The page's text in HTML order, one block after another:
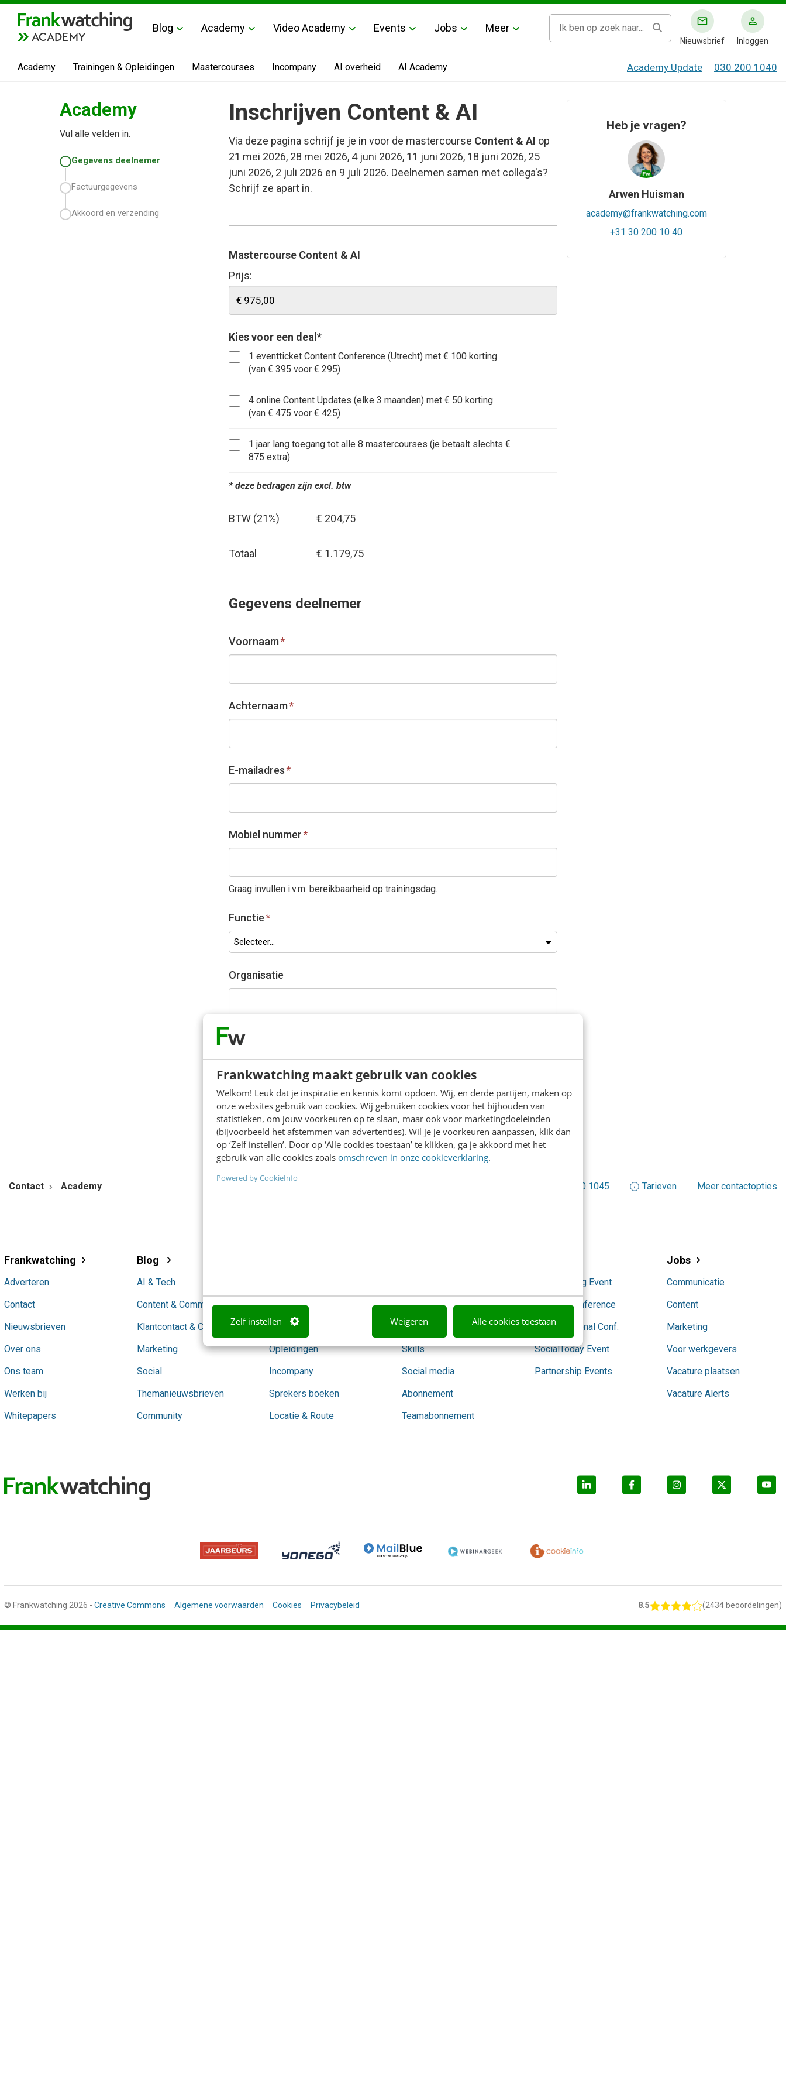
Frankwatching maakt gebruik van cookies
Welkom! Leuk dat je inspiratie en kennis komt opdoen. Wij, en derde partijen, maken op
onze websites gebruik van cookies. Wij gebruiken cookies voor het bijhouden van
statistieken, om jouw voorkeuren op te slaan, maar ook voor marketingdoeleinden
(bijvoorbeeld het afstemmen van advertenties). Wil je je voorkeuren aanpassen, klik dan
op ‘Zelf instellen’. Door op ‘Alle cookies toestaan’ te klikken, ga je akkoord met het
gebruik van alle cookies zoals omschreven in onze cookieverklaring.
Powered by CookieInfo
Zelf instellen Weigeren Alle cookies toestaan
ACADEMY
Blog Academy Video Academy Events Jobs Meer
Nieuwsbrief Inloggen
Academy Trainingen & Opleidingen Mastercourses Incompany AI overheid AI Academy Academy Update 030 200 1040
Academy
Vul alle velden in.
Gegevens deelnemer
Factuurgegevens
Akkoord en verzending
Inschrijven Content & AI
Via deze pagina schrijf je je in voor de mastercourse Content & AI op
21 mei 2026, 28 mei 2026, 4 juni 2026, 11 juni 2026, 18 juni 2026, 25
juni 2026, 2 juli 2026 en 9 juli 2026. Deelnemen samen met collega's?
Schrijf ze apart in.
Mastercourse Content & AI
Prijs:
Kies voor een deal*
1 eventticket Content Conference (Utrecht) met € 100 korting
(van € 395 voor € 295)
4 online Content Updates (elke 3 maanden) met € 50 korting
(van € 475 voor € 425)
1 jaar lang toegang tot alle 8 mastercourses (je betaalt slechts €
875 extra)
* deze bedragen zijn excl. btw
BTW (21%) € 204,75
Totaal € 1.179,75
Gegevens deelnemer
Voornaam*
Achternaam*
E-mailadres*
Mobiel nummer*
Graag invullen i.v.m. bereikbaarheid op trainingsdag.
Functie*
Selecteer...
Organisatie
Stap1van3- Gegevens deelnemer
Volgende stap
Heb je vragen?
Arwen Huisman
academy@frankwatching.com
+31 30 200 10 40
Contact Academy +31 30 200 1045 Tarieven Meer contactopties
Frankwatching
Adverteren
Contact
Nieuwsbrieven
Over ons
Ons team
Werken bij
Whitepapers
Blog
AI & Tech
Content & Communicatie
Klantcontact & CX
Marketing
Social
Themanieuwsbrieven
Community
Mastercourses
Trainingen
Opleidingen
Incompany
Sprekers boeken
Locatie & Route
Content & Communicatie
Marketing
Skills
Social media
Abonnement
Teamabonnement
AI Marketing Event
Content Conference
Conversational Conf.
SocialToday Event
Partnership Events
Jobs
Communicatie
Content
Marketing
Voor werkgevers
Vacature plaatsen
Vacature Alerts
© Frankwatching 2026 - Creative Commons Algemene voorwaarden Cookies Privacybeleid 8.5 (2434 beoordelingen)